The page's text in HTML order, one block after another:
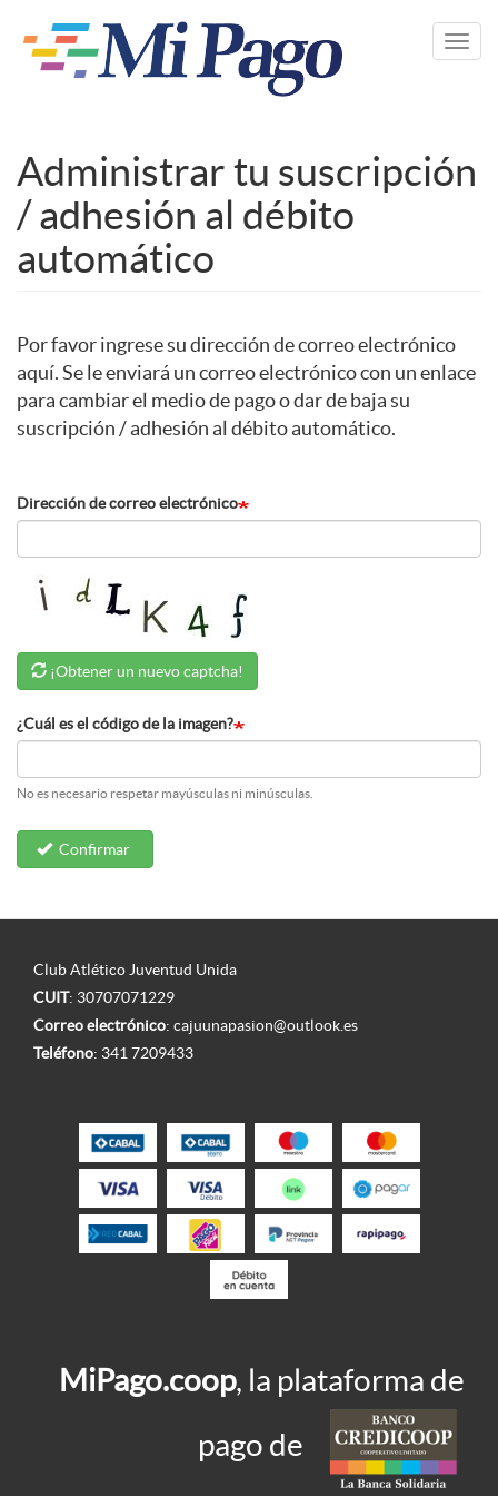
contenido
Administrar tu suscripción
/ adhesión al débito
automático
Por favor ingrese su dirección de correo electrónico
aquí. Se le enviará un correo electrónico con un enlace
para cambiar el medio de pago o dar de baja su
suscripción / adhesión al débito automático.
Dirección de correo electrónico
¡Obtener un nuevo captcha!
¿Cuál es el código de la imagen?
No es necesario respetar mayúsculas ni minúsculas.
Confirmar
Club Atlético Juventud Unida
CUIT: 30707071229
Correo electrónico: cajuunapasion@outlook.es
Teléfono: 341 7209433
MiPago.coop, la plataforma de
pago de